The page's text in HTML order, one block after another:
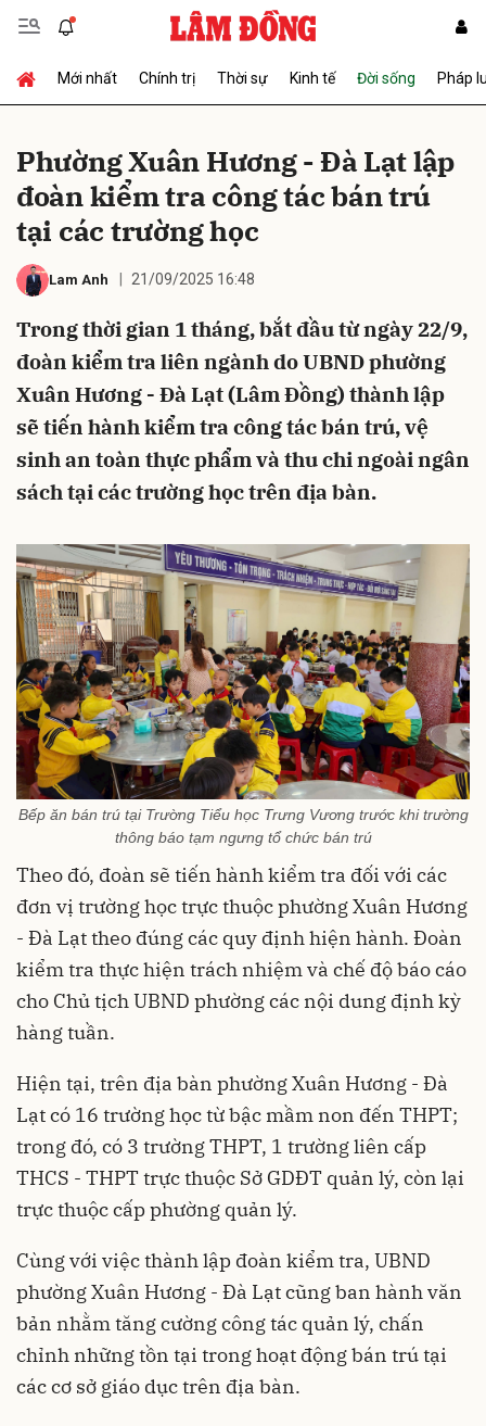
Mới nhất Chính trị Thời sự Kinh tế Đời sống Pháp
Phường Xuân Hương - Đà Lạt lập
đoàn kiểm tra công tác bán trú
tại các trường học
Lam Anh 21/09/2025 16:48
Trong thời gian 1 tháng, bắt đầu từ ngày 22/9,
đoàn kiểm tra liên ngành do UBND phường
Xuân Hương - Đà Lạt (Lâm Đồng) thành lập
sẽ tiến hành kiểm tra công tác bán trú, vệ
sinh an toàn thực phẩm và thu chi ngoài ngân
sách tại các trường học trên địa bàn.
Bếp ăn bán trú tại Trường Tiểu học Trưng Vương trước khi trường
thông báo tạm ngưng tổ chức bán trú
Theo đó, đoàn sẽ tiến hành kiểm tra đối với các
đơn vị trường học trực thuộc phường Xuân Hương
- Đà Lạt theo đúng các quy định hiện hành. Đoàn
kiểm tra thực hiện trách nhiệm và chế độ báo cáo
cho Chủ tịch UBND phường các nội dung định kỳ
hàng tuần.
Hiện tại, trên địa bàn phường Xuân Hương - Đà
Lạt có 16 trường học từ bậc mầm non đến THPT;
trong đó, có 3 trường THPT, 1 trường liên cấp
THCS - THPT trực thuộc Sở GDĐT quản lý, còn lại
trực thuộc cấp phường quản lý.
Cùng với việc thành lập đoàn kiểm tra, UBND
phường Xuân Hương - Đà Lạt cũng ban hành văn
bản nhằm tăng cường công tác quản lý, chấn
chỉnh những tồn tại trong hoạt động bán trú tại
các cơ sở giáo dục trên địa bàn.
Gửi bình luận
Hủy Gửi